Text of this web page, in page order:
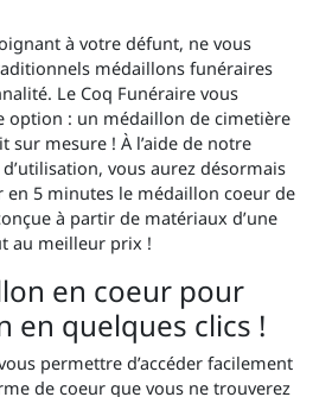
à votre défunt, ne vous
médaillons funéraires
Le Coq Funéraire vous
option : un médaillon de cimetière
sur mesure ! À l’aide de notre
vous aurez désormais
en 5 minutes le médaillon coeur de
à partir de matériaux d’une
au meilleur prix !
en coeur pour
en quelques clics !
permettre d’accéder facilement
de coeur que vous ne trouverez